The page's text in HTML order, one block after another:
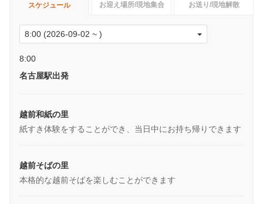
スケジュール お迎え場所/現地集合 お送り/現地解散
8:00
名古屋駅出発
越前和紙の里
紙すき体験をすることができ、当日中にお持ち帰りできます
越前そばの里
本格的な越前そばを楽しむことができます